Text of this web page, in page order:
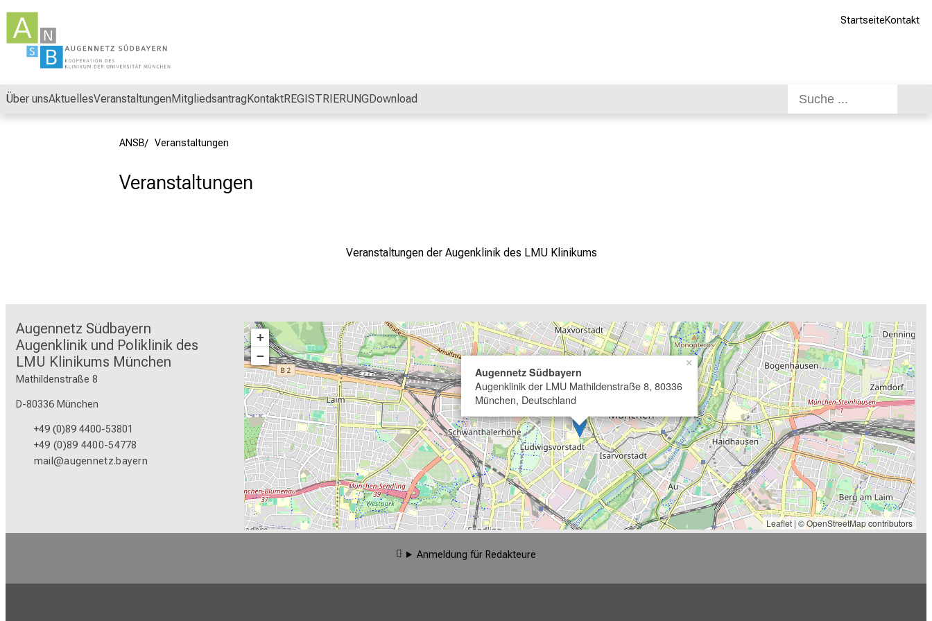
StartseiteKontakt
Über unsAktuellesVeranstaltungenMitgliedsantragKontaktREGISTRIERUNGDownload
ANSB Veranstaltungen
Veranstaltungen
Veranstaltungen der Augenklinik des LMU Klinikums
Augennetz Südbayern
Augenklinik und Poliklinik des
LMU Klinikums München
Mathildenstraße 8
D-80336 München
+49 (0)89 4400-53801
+49 (0)89 4400-54778
mail@augennetz.bayern
Augennetz Südbayern
Augenklinik der LMU Mathildenstraße 8, 80336
München, Deutschland
×
+
−
Leaflet| ©OpenStreetMapcontributors
Anmeldung für Redakteure